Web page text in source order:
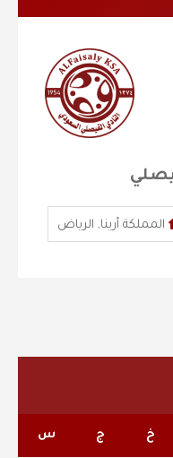
المملكة أرينا, الرياض
خ ج س